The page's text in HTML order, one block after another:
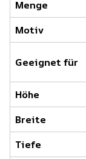
Menge
Motiv
Geeignet für
Höhe
Breite
Tiefe